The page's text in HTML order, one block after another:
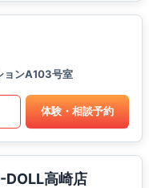
ョンA103号室
体験・相談予約
DOLL高崎店